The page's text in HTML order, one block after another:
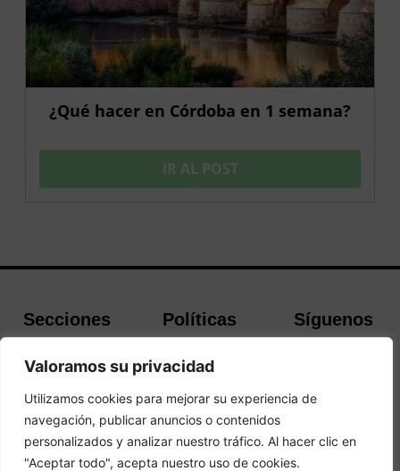
Valoramos su privacidad
Utilizamos cookies para mejorar su experiencia de
navegación, publicar anuncios o contenidos
personalizados y analizar nuestro tráfico. Al hacer clic en
"Aceptar todo", acepta nuestro uso de cookies.
¿Qué hacer en Córdoba en 1 semana?
IR AL POST
Secciones
Buscador de
Hoteles
Guías de Viajes
Políticas
cookies
Aviso Legal
Política de
Privacidad
Síguenos
Twitter